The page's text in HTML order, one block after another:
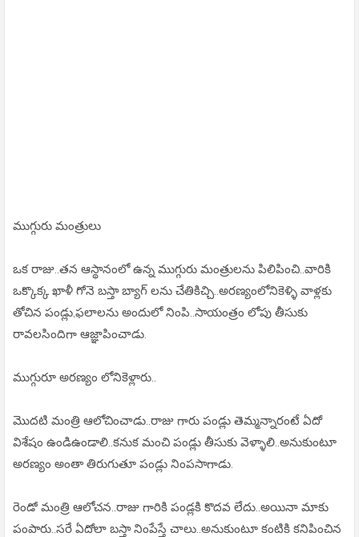
ముగ్గురు మంత్రులు
ఒక రాజు..తన ఆస్థానంలో ఉన్న ముగ్గురు మంత్రులను పిలిపించి..వారికి
ఒక్కొక్క ఖాళీ గోనె బస్తా బ్యాగ్ లను చేతికిచ్చి..అరణ్యంలోనికెళ్ళి వాళ్లకు
తోచిన పండ్లు,ఫలాలను అందులో నింపి..సాయంత్రం లోపు తీసుకు
రావలసిందిగా ఆజ్ఞాపించాడు.
ముగ్గురూ అరణ్యం లోనికెళ్లారు..
మొదటి మంత్రి ఆలోచించాడు..రాజు గారు పండ్లు తెమ్మన్నారంటే ఏదో
విశేషం ఉండిఉండాలి..కనుక మంచి పండ్లు తీసుకు వెళ్ళాలి..అనుకుంటూ
అరణ్యం అంతా తిరుగుతూ పండ్లు నింపసాగాడు.
రెండో మంత్రి ఆలోచన..రాజు గారికి పండ్లకి కొదవ లేదు..అయినా మాకు
పంపారు..సరే ఏదోలా బస్తా నింపేస్తే చాలు..అనుకుంటూ కంటికి కనిపించిన